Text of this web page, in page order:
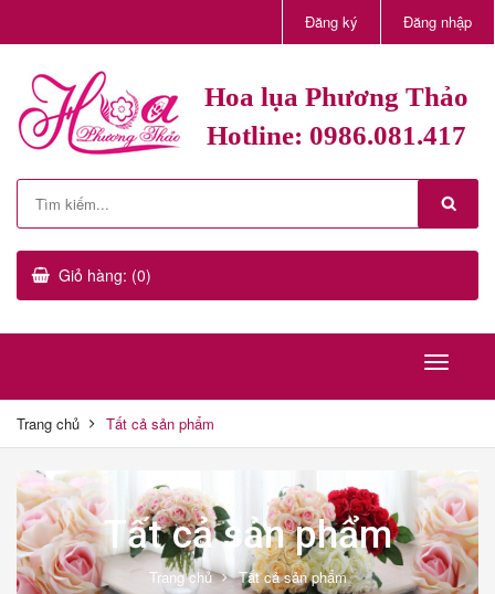
Đăng ký Đăng nhập
Hoa lụa Phương Thảo
Hotline: 0986.081.417
Giỏ hàng: (0)
Trang chủ Tất cả sản phẩm
Tất cả sản phẩm
Trang chủ Tất cả sản phẩm